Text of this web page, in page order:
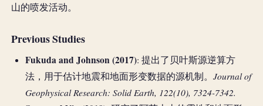
山的喷发活动。
Previous Studies
Fukuda and Johnson (2017): 提出了贝叶斯源逆算方
法，用于估计地震和地面形变数据的源机制。 Journal of
Geophysical Research: Solid Earth, 122(10), 7324-7342.